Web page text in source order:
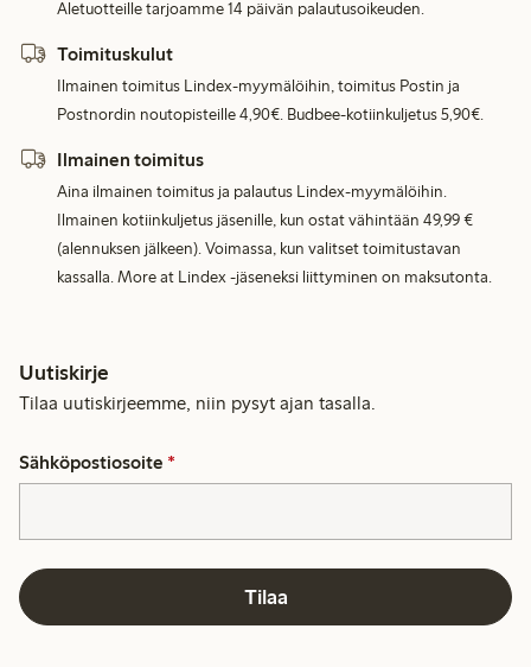
Aletuotteille tarjoamme 14 päivän palautusoikeuden.
Toimituskulut
Ilmainen toimitus Lindex-myymälöihin, toimitus Postin ja
Postnordin noutopisteille 4,90€. Budbee-kotiinkuljetus 5,90€.
Ilmainen toimitus
Aina ilmainen toimitus ja palautus Lindex-myymälöihin.
Ilmainen kotiinkuljetus jäsenille, kun ostat vähintään 49,99 €
(alennuksen jälkeen). Voimassa, kun valitset toimitustavan
kassalla. More at Lindex -jäseneksi liittyminen on maksutonta.
Uutiskirje
Tilaa uutiskirjeemme, niin pysyt ajan tasalla.
Sähköpostiosoite *
Tilaa